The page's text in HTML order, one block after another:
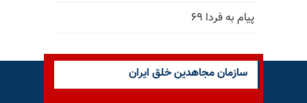
پیام به فردا ۶۹
سازمان مجاهدین خلق ایران